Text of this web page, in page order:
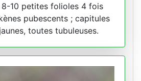
10 petites folioles 4 fois
pubescents ; capitules
toutes tubuleuses.